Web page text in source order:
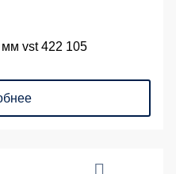
мм vst 422 105